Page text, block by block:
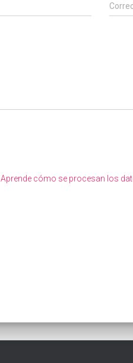
Aprende cómo se procesan los